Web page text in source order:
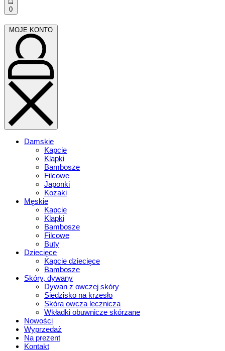
0Open
cart
MOJE
KONTO
MOJE KONTO
Damskie
Kapcie
Klapki
Bambosze
Filcowe
Japonki
Kozaki
Męskie
Kapcie
Klapki
Bambosze
Filcowe
Buty
Dziecięce
Kapcie dziecięce
Bambosze
Skóry, dywany
Dywan z owczej skóry
Siedzisko na krzesło
Skóra owcza lecznicza
Wkładki obuwnicze skórzane
Nowości
Wyprzedaż
Na prezent
Kontakt